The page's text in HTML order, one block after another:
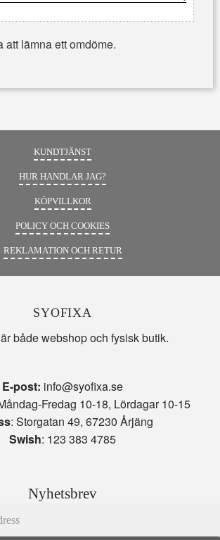
att lämna ett omdöme.
KUNDTJÄNST
HUR HANDLAR JAG?
KÖPVILLKOR
POLICY OCH COOKIES
REKLAMATION OCH RETUR
SYOFIXA
både webshop och fysisk butik.
E-post: info@syofixa.se
Fredag 10-18, Lördagar 10-15
: Storgatan 49, 67230 Årjäng
Swish: 123 383 4785
Nyhetsbrev